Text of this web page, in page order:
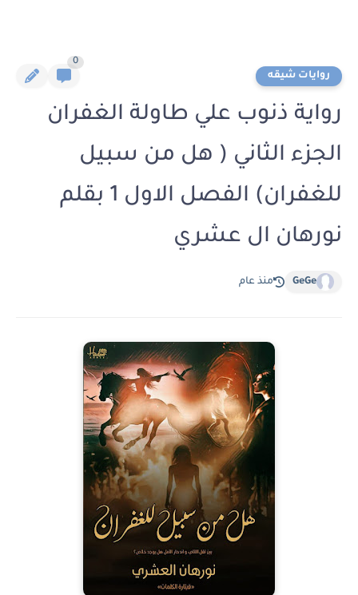
روايات شيقه
0
رواية ذنوب علي طاولة الغفران
الجزء الثاني ( هل من سبيل
للغفران) الفصل الاول 1 بقلم
نورهان ال عشري
GeGe منذ عام